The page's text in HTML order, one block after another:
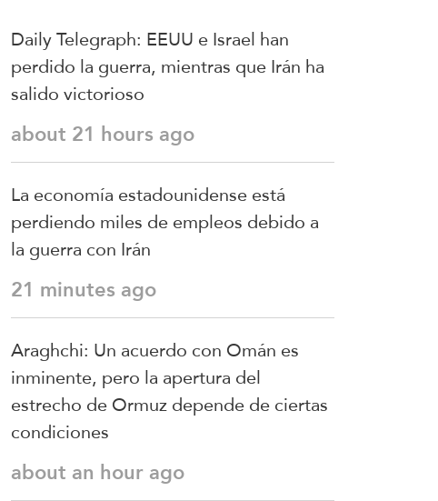
Daily Telegraph: EEUU e Israel han
perdido la guerra, mientras que Irán ha
salido victorioso
about 21 hours ago
La economía estadounidense está
perdiendo miles de empleos debido a
la guerra con Irán
21 minutes ago
Araghchi: Un acuerdo con Omán es
inminente, pero la apertura del
estrecho de Ormuz depende de ciertas
condiciones
about an hour ago